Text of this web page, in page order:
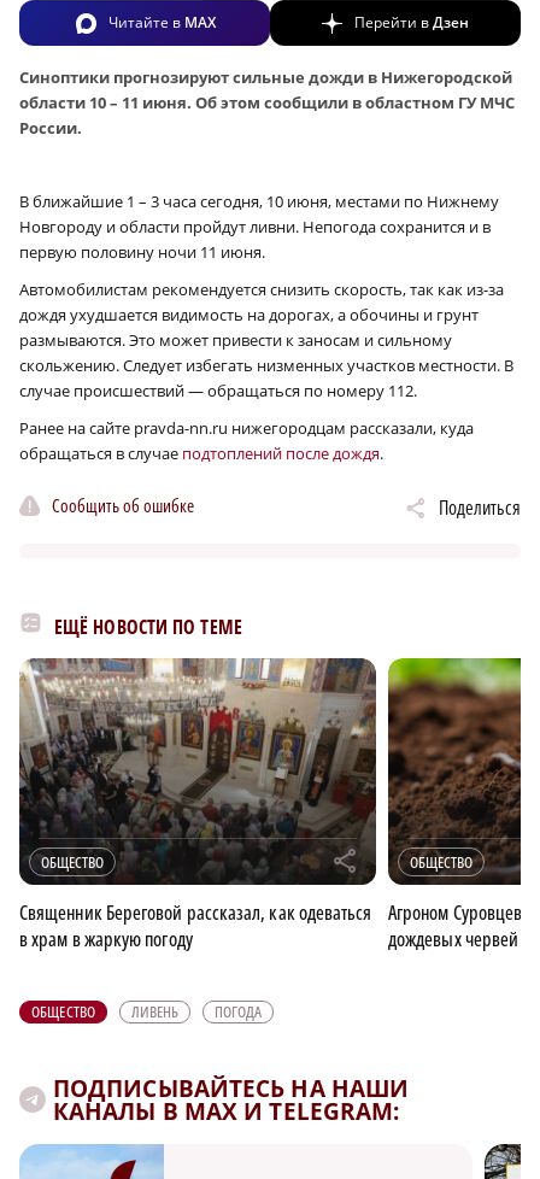
Читайте в MAX Перейти вДзен
Синоптики прогнозируют сильные дожди в Нижегородской
области 10 – 11 июня. Об этом сообщили в областном ГУ МЧС
России.
В ближайшие 1 – 3 часа сегодня, 10 июня, местами по Нижнему
Новгороду и области пройдут ливни. Непогода сохранится и в
первую половину ночи 11 июня.
Автомобилистам рекомендуется снизить скорость, так как из-за
дождя ухудшается видимость на дорогах, а обочины и грунт
размываются. Это может привести к заносам и сильному
скольжению. Следует избегать низменных участков местности. В
случае происшествий — обращаться по номеру 112.
Ранее на сайте pravda-nn.ru нижегородцам рассказали, куда
обращаться в случае подтоплений после дождя.
Сообщить об ошибке Поделиться
ЕЩЁ НОВОСТИ ПО ТЕМЕ
ОБЩЕСТВО r
Священник Береговой рассказал, как одеваться
в храм в жаркую погоду
ОБЩЕСТВО
Агроном Суровцев
дождевых червей и
ОБЩЕСТВО ЛИВЕНЬ ПОГОДА
ПОДПИСЫВАЙТЕСЬ НА НАШИ
КАНАЛЫ В MAX И TELEGRAM: